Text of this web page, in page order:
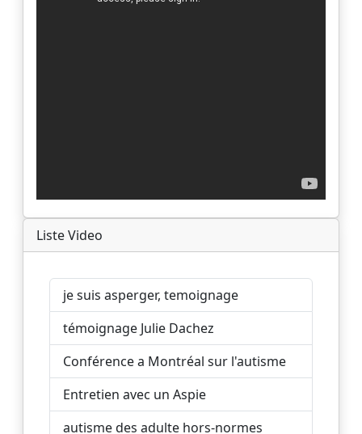
Liste Video
je suis asperger, temoignage
témoignage Julie Dachez
Conférence a Montréal sur l'autisme
Entretien avec un Aspie
autisme des adulte hors-normes